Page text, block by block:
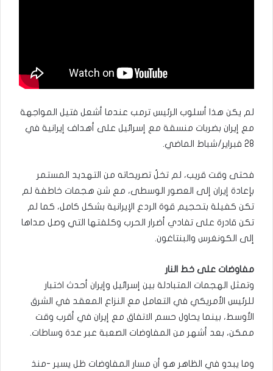
لم يكن هذا أسلوب الرئيس ترمب عندما أشعل فتيل المواجهة
مع إيران بضربات منسقة مع إسرائيل على أهداف إيرانية في
28 فبراير/شباط الماضي.
فحتى وقت قريب، لم تخلُ تصريحاته من التهديد المستمر
بإعادة إيران إلى العصور الوسطى، مع شن هجمات خاطفة لم
تكن كفيلة بتحجيم قوة الردع الإيرانية بشكل كامل، كما لم
تكن قادرة على تفادي أضرار الحرب وكلفتها التي وصل صداها
إلى الكونغرس والبنتاغون.
مفاوضات على خط النار
وتمثل الهجمات المتبادلة بين إسرائيل وإيران أحدث اختبار
للرئيس الأمريكي في التعامل مع النزاع المعقد في الشرق
الأوسط، بينما يحاول حسم الاتفاق مع إيران في أقرب وقت
ممكن، بعد أشهر من المفاوضات الصعبة عبر عدة وساطات.
وما يبدو في الظاهر هو أن مسار المفاوضات ظل يسير -منذ